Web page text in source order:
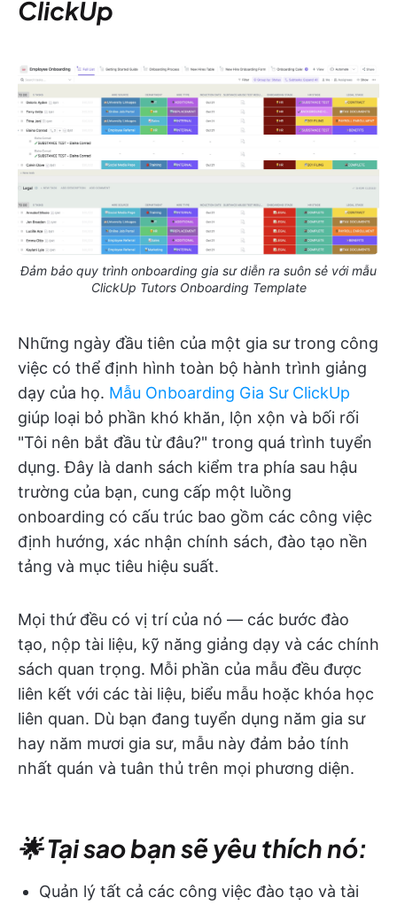
ClickUp
Đảm bảo quy trình onboarding gia sư diễn ra suôn sẻ với mẫu
ClickUp Tutors Onboarding Template
Những ngày đầu tiên của một gia sư trong công
việc có thể định hình toàn bộ hành trình giảng
dạy của họ. Mẫu Onboarding Gia Sư ClickUp
giúp loại bỏ phần khó khăn, lộn xộn và bối rối
"Tôi nên bắt đầu từ đâu?" trong quá trình tuyển
dụng. Đây là danh sách kiểm tra phía sau hậu
trường của bạn, cung cấp một luồng
onboarding có cấu trúc bao gồm các công việc
định hướng, xác nhận chính sách, đào tạo nền
tảng và mục tiêu hiệu suất.
Mọi thứ đều có vị trí của nó — các bước đào
tạo, nộp tài liệu, kỹ năng giảng dạy và các chính
sách quan trọng. Mỗi phần của mẫu đều được
liên kết với các tài liệu, biểu mẫu hoặc khóa học
liên quan. Dù bạn đang tuyển dụng năm gia sư
hay năm mươi gia sư, mẫu này đảm bảo tính
nhất quán và tuân thủ trên mọi phương diện.
🌟 Tại sao bạn sẽ yêu thích nó:
Quản lý tất cả các công việc đào tạo và tài